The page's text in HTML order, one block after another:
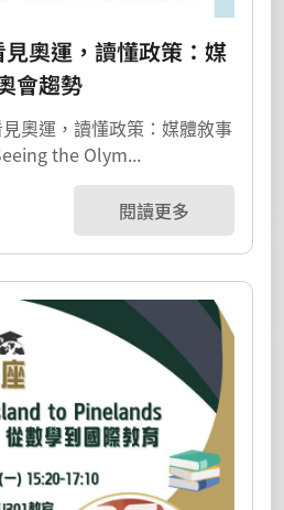
奧運，讀懂政策：媒
會趨勢
見奧運，讀懂政策：媒體敘事
the Olym...
閱讀更多